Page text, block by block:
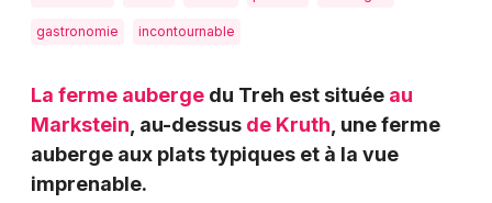
Manifestations
Foires & salons
Spectacles
Marseille
Montpellier
Nantes
gastronomie incontournable
La ferme auberge du Treh est située au
Markstein , au-dessus de Kruth , une ferme
auberge aux plats typiques et à la vue
imprenable.